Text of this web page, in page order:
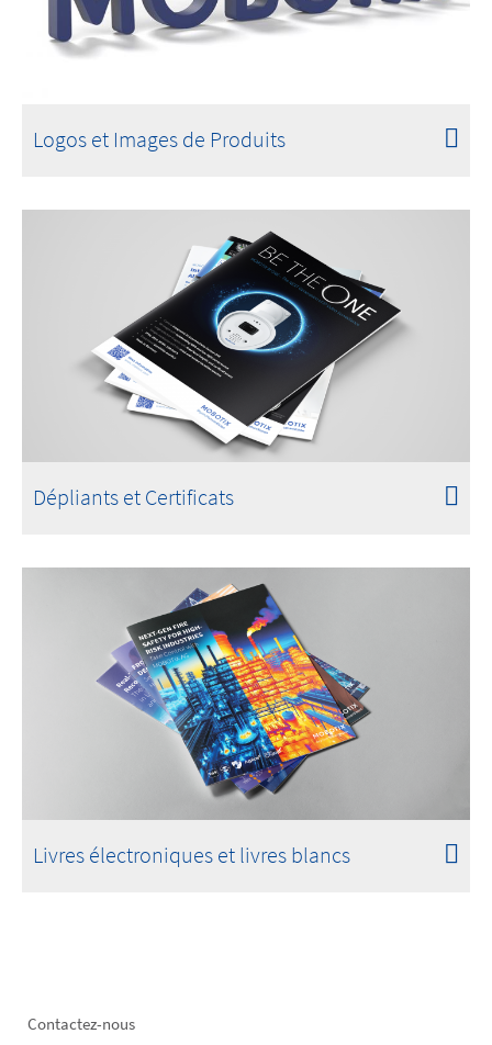
Logos et Images de Produits
Dépliants et Certificats
Livres électroniques et livres blancs
Footer
Contactez-nous